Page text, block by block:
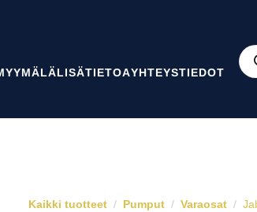
LISÄTIETOAYHTEYSTIEDOT
Kaikki tuotteet Pumput Varaosat